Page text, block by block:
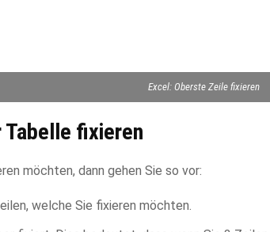
Excel: Oberste Zeile fixieren
Tabelle fixieren
möchten, dann gehen Sie so vor:
welche Sie fixieren möchten.